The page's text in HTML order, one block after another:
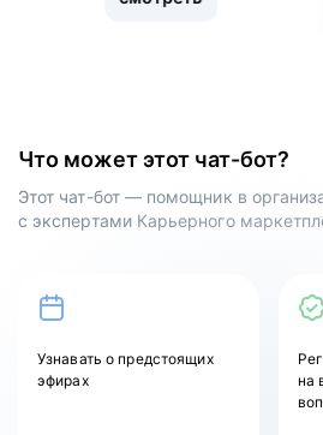
Что может этот чат-бот?
Этот чат-бот — помощник в
с экспертами Карьерного
Узнаватьо предстоящих
эфирах
на